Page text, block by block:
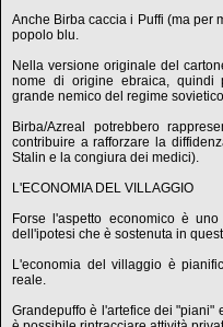
Anche Birba caccia i Puffi (ma per
popolo blu.
Nella versione originale del
nome di origine ebraica, quindi
grande nemico del regime
Birba/Azreal potrebbero
contribuire a rafforzare la
Stalin e la congiura dei medici).
L'ECONOMIA DEL VILLAGGIO
Forse l'aspetto economico è
dell'ipotesi che è sostenuta in
L'economia del villaggio è
reale.
Grandepuffo è l'artefice dei "piani"